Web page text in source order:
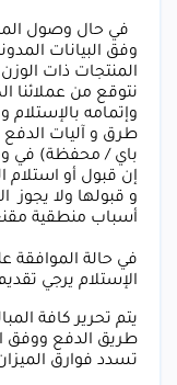
في حال وصول
وفق البيانات
المنتجات ذات
نتوقع من عملائنا
وإتمامه
طرق و آليات
باي / محفظة) في
إن قبول أو استلام
و قبولها ولا يجوز
أسباب منطقية
في حالة الموافقة
الإستلام يرجي
يتم تحرير كافة
طريق الدفع ووفق
تسدد فوارق الميزان